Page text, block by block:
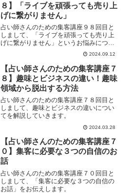
８】「ライブを頑張っても売り上
げに繋がりません」
占い師さんのための集客講座９８回目と
しまして、「ライブを頑張っても売り上
げに繋がりません」というお悩みについ
2024.09.12
【占い師さんのための集客講座７
８】趣味とビジネスの違い！趣味
領域から脱出する方法
占い師さんのための集客講座７８回目と
しまして、趣味とビジネスの違いについ
てを解説していきます。
2024.03.28
【占い師さんのための集客講座７
０】集客に必要な３つの自信のお
話
占い師さんのための集客講座７０回目と
しまして、「集客に必要な３つの自信の
お話」をお伝えします。